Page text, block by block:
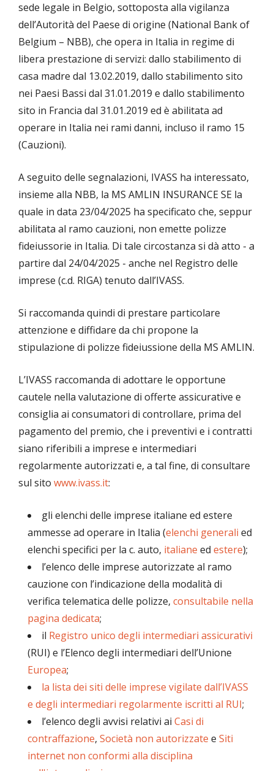
sede legale in Belgio, sottoposta alla vigilanza
dell’Autorità del Paese di origine (National Bank of
Belgium – NBB), che opera in Italia in regime di
libera prestazione di servizi: dallo stabilimento di
casa madre dal 13.02.2019, dallo stabilimento sito
nei Paesi Bassi dal 31.01.2019 e dallo stabilimento
sito in Francia dal 31.01.2019 ed è abilitata ad
operare in Italia nei rami danni, incluso il ramo 15
(Cauzioni).
A seguito delle segnalazioni, IVASS ha interessato,
insieme alla NBB, la MS AMLIN INSURANCE SE la
quale in data 23/04/2025 ha specificato che, seppur
abilitata al ramo cauzioni, non emette polizze
fideiussorie in Italia. Di tale circostanza si dà atto - a
partire dal 24/04/2025 - anche nel Registro delle
imprese (c.d. RIGA) tenuto dall’IVASS.
Si raccomanda quindi di prestare particolare
attenzione e diffidare da chi propone la
stipulazione di polizze fideiussione della MS AMLIN.
L’IVASS raccomanda di adottare le opportune
cautele nella valutazione di offerte assicurative e
consiglia ai consumatori di controllare, prima del
pagamento del premio, che i preventivi e i contratti
siano riferibili a imprese e intermediari
regolarmente autorizzati e, a tal fine, di consultare
sul sito www.ivass.it:
gli elenchi delle imprese italiane ed estere
ammesse ad operare in Italia (elenchi generali ed
elenchi specifici per la c. auto, italiane ed estere);
l’elenco delle imprese autorizzate al ramo
cauzione con l’indicazione della modalità di
verifica telematica delle polizze, consultabile nella
pagina dedicata;
il Registro unico degli intermediari assicurativi
(RUI) e l’Elenco degli intermediari dell’Unione
Europea;
la lista dei siti delle imprese vigilate dall’IVASS
e degli intermediari regolarmente iscritti al RUI;
l’elenco degli avvisi relativi ai Casi di
contraffazione, Società non autorizzate e Siti
internet non conformi alla disciplina